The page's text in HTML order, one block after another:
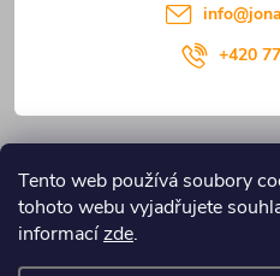
Tento web používá soubory
tohoto webu vyjadřujete
informacízde.
info@
+420
Blog JONATHANshop.cz